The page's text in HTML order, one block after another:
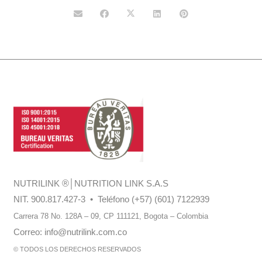
NUTRILINK ®│NUTRITION LINK S.A.S
NIT. 900.817.427-3 • Teléfono (+57) (601) 7122939
Carrera 78 No. 128A – 09, CP 111121, Bogota – Colombia
Correo: info@nutrilink.com.co
© TODOS LOS DERECHOS RESERVADOS